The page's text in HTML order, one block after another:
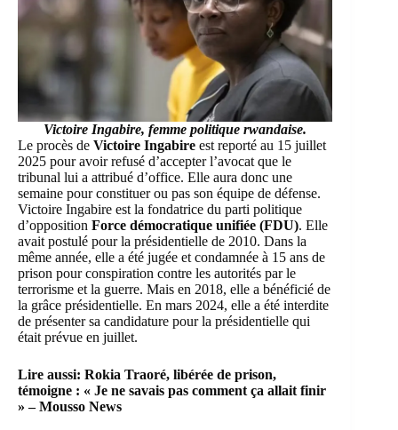
Victoire Ingabire, femme politique rwandaise.
Le procès de Victoire Ingabire est reporté au 15 juillet
2025 pour avoir refusé d’accepter l’avocat que le
tribunal lui a attribué d’office. Elle aura donc une
semaine pour constituer ou pas son équipe de défense.
Victoire Ingabire est la fondatrice du parti politique
d’opposition Force démocratique unifiée (FDU). Elle
avait postulé pour la présidentielle de 2010. Dans la
même année, elle a été jugée et condamnée à 15 ans de
prison pour conspiration contre les autorités par le
terrorisme et la guerre. Mais en 2018, elle a bénéficié de
la grâce présidentielle. En mars 2024, elle a été interdite
de présenter sa candidature pour la présidentielle qui
était prévue en juillet.
Lire aussi: Rokia Traoré, libérée de prison,
témoigne : « Je ne savais pas comment ça allait finir
» – Mousso News